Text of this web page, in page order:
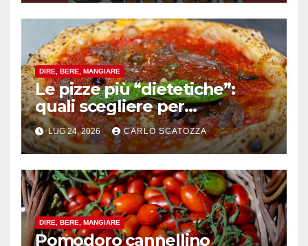
DIRE, BERE, MANGIARE
Le pizze più “dietetiche”:
quali scegliere per
contenere le calorie senza
rinunciare al gusto
LUG 24, 2026 CARLO SCATOZZA
DIRE, BERE, MANGIARE
Pomodoro cannellino